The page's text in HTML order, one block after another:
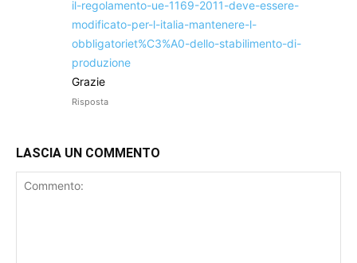
il-regolamento-ue-1169-2011-deve-essere-
modificato-per-l-italia-mantenere-l-
obbligatoriet%C3%A0-dello-stabilimento-di-
produzione
Grazie
Risposta
LASCIA UN COMMENTO